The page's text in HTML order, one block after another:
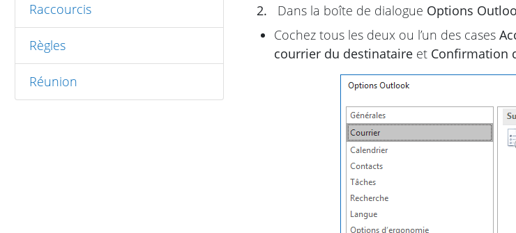
Raccourcis
Règles
Réunion
2. Dans la boîte de dialogue Options
Cochez tous les deux ou l’un des cases
courrier du destinataire et Confirmation